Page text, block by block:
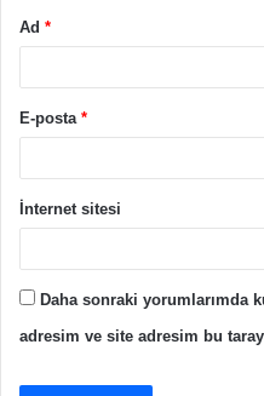
Ad *
E-posta *
İnternet sitesi
Daha sonraki yorumlarımda
adresim ve site adresim bu